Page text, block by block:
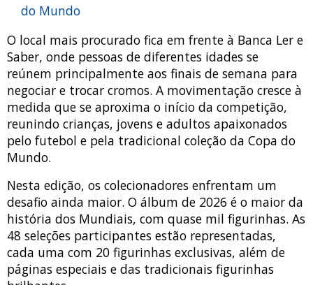
do Mundo
O local mais procurado fica em frente à Banca Ler e
Saber, onde pessoas de diferentes idades se
reúnem principalmente aos finais de semana para
negociar e trocar cromos. A movimentação cresce à
medida que se aproxima o início da competição,
reunindo crianças, jovens e adultos apaixonados
pelo futebol e pela tradicional coleção da Copa do
Mundo.
Nesta edição, os colecionadores enfrentam um
desafio ainda maior. O álbum de 2026 é o maior da
história dos Mundiais, com quase mil figurinhas. As
48 seleções participantes estão representadas,
cada uma com 20 figurinhas exclusivas, além de
páginas especiais e das tradicionais figurinhas